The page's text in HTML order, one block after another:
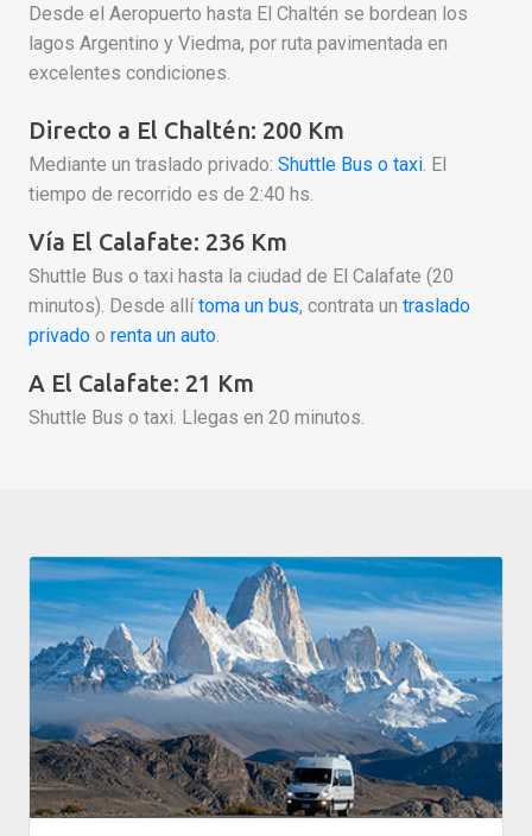
Desde el Aeropuerto hasta El Chaltén se bordean los
lagos Argentino y Viedma, por ruta pavimentada en
excelentes condiciones.
Directo a El Chaltén: 200 Km
Mediante un traslado privado: Shuttle Bus o taxi. El
tiempo de recorrido es de 2:40 hs.
Vía El Calafate: 236 Km
Shuttle Bus o taxi hasta la ciudad de El Calafate (20
minutos). Desde allítoma un bus, contrata un traslado
privado o renta un auto.
A El Calafate: 21 Km
Shuttle Bus o taxi. Llegas en 20 minutos.